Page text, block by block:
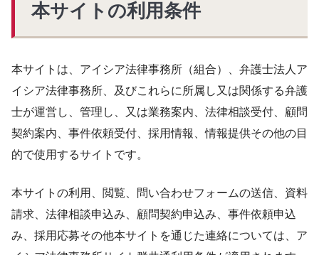
本サイトの利用条件
本サイトは、アイシア法律事務所（組合）、弁護士法人ア
イシア法律事務所、及びこれらに所属し又は関係する弁護
士が運営し、管理し、又は業務案内、法律相談受付、顧問
契約案内、事件依頼受付、採用情報、情報提供その他の目
的で使用するサイトです。
本サイトの利用、閲覧、問い合わせフォームの送信、資料
請求、法律相談申込み、顧問契約申込み、事件依頼申込
み、採用応募その他本サイトを通じた連絡については、ア